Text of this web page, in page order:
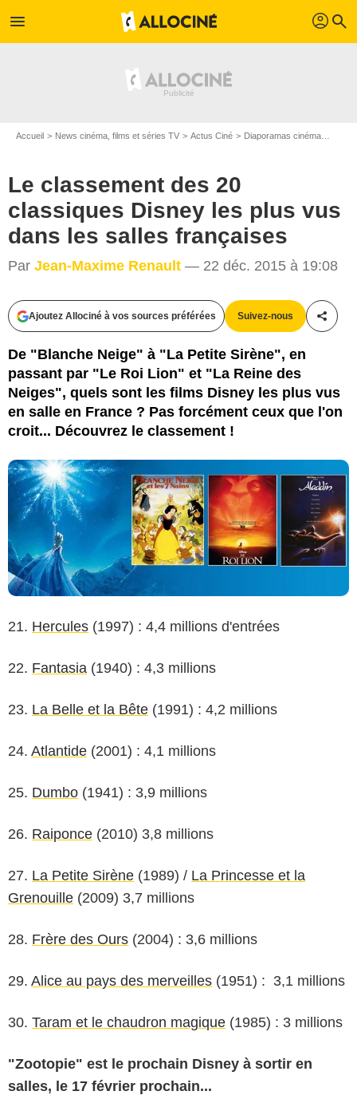
menu profil search
Accueil News cinéma, films et séries TV Actus Ciné Diaporamas cinéma
Le classement des 20
classiques Disney les plus vus
dans les salles françaises
Par Jean-Maxime Renault — 22 déc. 2015 à 19:08
Ajoutez Allociné à vos sources préférées Suivez-nous
De "Blanche Neige" à "La Petite Sirène", en
passant par "Le Roi Lion" et "La Reine des
Neiges", quels sont les films Disney les plus vus
en salle en France ? Pas forcément ceux que l'on
croit... Découvrez le classement !
21. Hercules (1997) : 4,4 millions d'entrées
22. Fantasia (1940) : 4,3 millions
23. La Belle et la Bête (1991) : 4,2 millions
24. Atlantide (2001) : 4,1 millions
25. Dumbo (1941) : 3,9 millions
26. Raiponce (2010) 3,8 millions
27. La Petite Sirène (1989) / La Princesse et la
Grenouille (2009) 3,7 millions
28. Frère des Ours (2004) : 3,6 millions
29. Alice au pays des merveilles (1951) : 3,1 millions
30. Taram et le chaudron magique (1985) : 3 millions
"Zootopie" est le prochain Disney à sortir en
salles, le 17 février prochain...